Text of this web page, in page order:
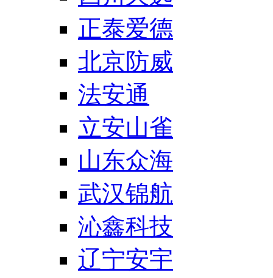
正泰爱德
北京防威
法安通
立安山雀
山东众海
武汉锦航
沁鑫科技
辽宁安宇